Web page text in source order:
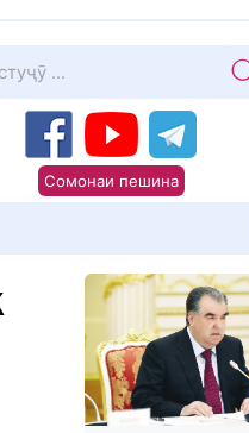
Сомонаи пешина